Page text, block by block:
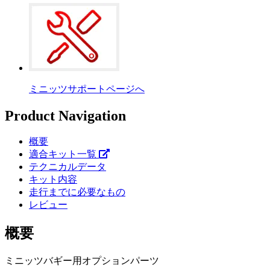
ミニッツサポートページへ
Product Navigation
概要
適合キット一覧
テクニカルデータ
キット内容
走行までに必要なもの
レビュー
概要
ミニッツバギー用オプションパーツ